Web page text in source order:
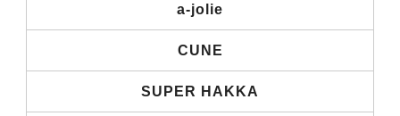
a-jolie
CUNE
SUPER HAKKA